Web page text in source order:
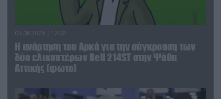
03.08.2026 | 12:02
Η ανάρτηση του Αρκά για την σύγκρουση των
δύο ελικοπτέρων Bell 214ST στην Ψάθα
Αττικής (φωτο)